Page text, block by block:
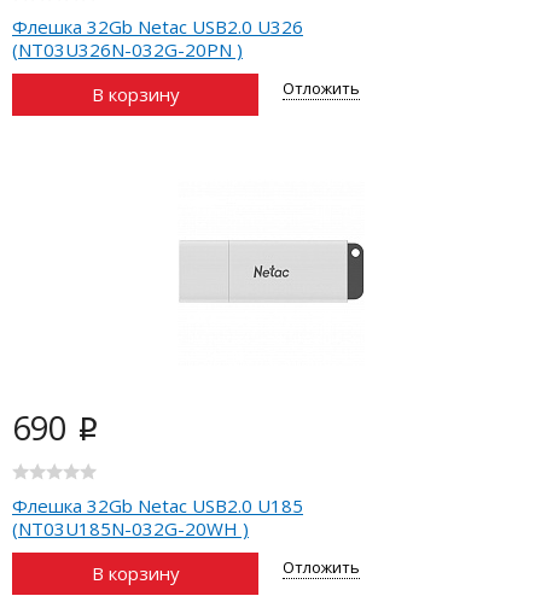
Флешка 32Gb Netac USB2.0 U326
(NT03U326N-032G-20PN )
В корзину
Отложить
690 i
Флешка 32Gb Netac USB2.0 U185
(NT03U185N-032G-20WH )
В корзину
Отложить